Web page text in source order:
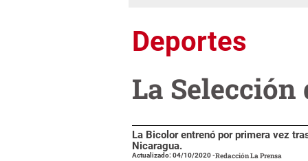
Deportes
La
La Bicolor entrenó por primera vez
Nicaragua.
Actualizado: 04/10/2020-Redacción La Prensa